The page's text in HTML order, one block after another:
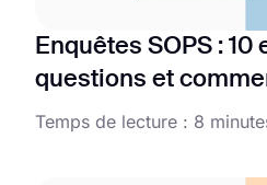
Enquêtes SOPS :
questions et
Temps de lecture : 8